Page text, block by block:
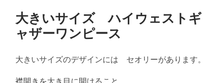
メ
ニ
ュ
切
り
ー
ル
替
大きいサイズ ハイウェストギ
ャザーワンピース
大きいサイズのデザインには セオリーがあります。
襟開きを大き目に開けること